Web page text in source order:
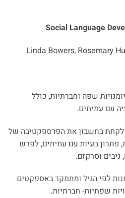
Social Language
Linda Bowers, Rosemary
שפה וחברתיות, כולל
עם עמיתים.
בחשבון את הפרספקטיבה של
פתרון בעיות עם עמיתים, לפרש
ניבים וסרקזם.
לפי הגיל ומתמקד באספקטים
שפתיות- חברתיות.